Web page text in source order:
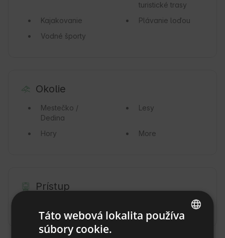
turistické trasy
Kajakovanie
Plávanie loďou
Vodné športy
Okolie
Mestečko /
Dedina
Lesy
Hory More
Prístup
Táto webová lokalita používa
súbory cookie.